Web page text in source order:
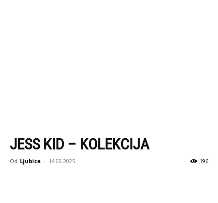
JESS KID – KOLEKCIJA
Od Ljubica - 14.09.2025 196